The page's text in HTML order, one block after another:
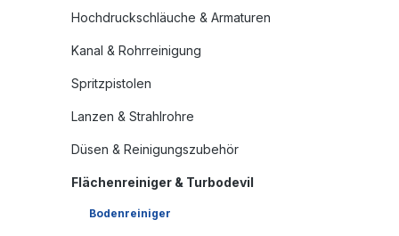
Hochdruckschläuche & Armaturen
Kanal & Rohrreinigung
Spritzpistolen
Lanzen & Strahlrohre
Düsen & Reinigungszubehör
Flächenreiniger & Turbodevil
Bodenreiniger